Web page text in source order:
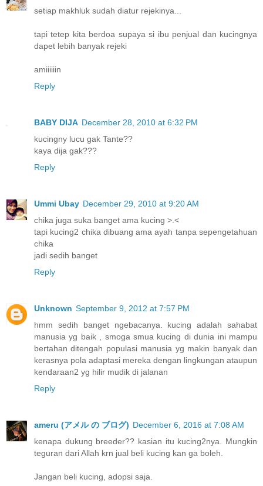
setiap makhluk sudah diatur rejekinya...
tapi tetep kita berdoa supaya si ibu penjual dan kucingnya
dapet lebih banyak rejeki
amiiiiiin
Reply
BABY DIJA December 28, 2010 at 6:32 PM
kucingny lucu gak Tante??
kaya dija gak???
Reply
Ummi Ubay December 29, 2010 at 9:20 AM
chika juga suka banget ama kucing >.<
tapi kucing2 chika dibuang ama ayah tanpa sepengetahuan
chika
jadi sedih banget
Reply
Unknown September 9, 2012 at 7:57 PM
hmm sedih banget ngebacanya. kucing adalah sahabat
manusia yg baik , smoga smua kucing di dunia ini mampu
bertahan ditengah populasi manusia yg makin banyak dan
kerasnya pola adaptasi mereka dengan lingkungan ataupun
kendaraan2 yg hilir mudik di jalanan
Reply
ameru (アメル の ブログ) December 6, 2016 at 7:08 AM
kenapa dukung breeder?? kasian itu kucing2nya. Mungkin
teguran dari Allah krn jual beli kucing kan ga boleh.
Jangan beli kucing, adopsi saja.